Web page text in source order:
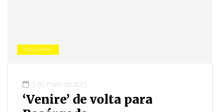
COLUNAS
3 de maio de 2023
‘Venire’ de volta para